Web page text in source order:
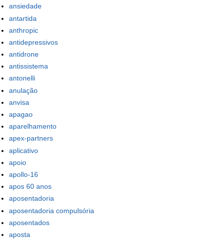
ansiedade
antartida
anthropic
antidepressivos
antidrone
antissistema
antonelli
anulação
anvisa
apagao
aparelhamento
apex-partners
aplicativo
apoio
apollo-16
apos 60 anos
aposentadoria
aposentadoria compulsória
aposentados
aposta